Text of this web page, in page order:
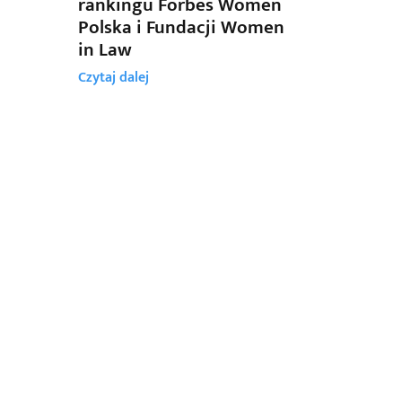
Polska i Fundacji Women
in Law
Czytaj dalej